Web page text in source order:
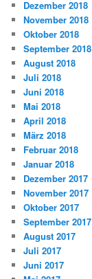
Dezember 2018
November 2018
Oktober 2018
September 2018
August 2018
Juli 2018
Juni 2018
Mai 2018
April 2018
März 2018
Februar 2018
Januar 2018
Dezember 2017
November 2017
Oktober 2017
September 2017
August 2017
Juli 2017
Juni 2017